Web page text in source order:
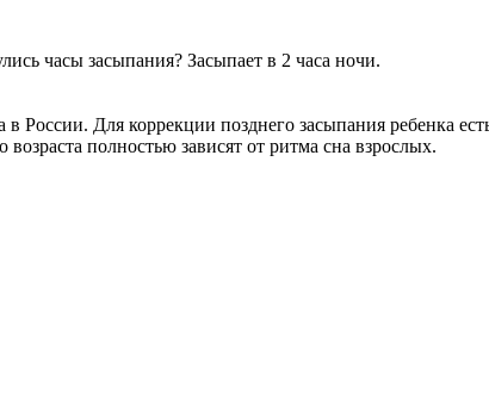
часы засыпания? Засыпает в 2 часа ночи.
России. Для коррекции позднего засыпания ребенка
полностью зависят от ритма сна взрослых.